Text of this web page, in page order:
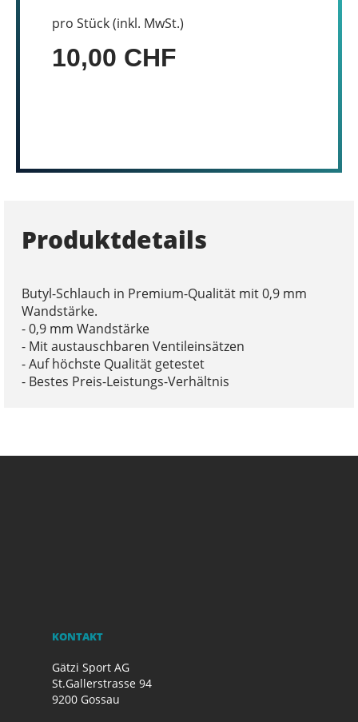
pro Stück (inkl. MwSt.)
10,00 CHF
Produktdetails
Butyl-Schlauch in Premium-Qualität mit 0,9 mm
Wandstärke.
- 0,9 mm Wandstärke
- Mit austauschbaren Ventileinsätzen
- Auf höchste Qualität getestet
- Bestes Preis-Leistungs-Verhältnis
KONTAKT
Gätzi Sport AG
St.Gallerstrasse 94
9200 Gossau